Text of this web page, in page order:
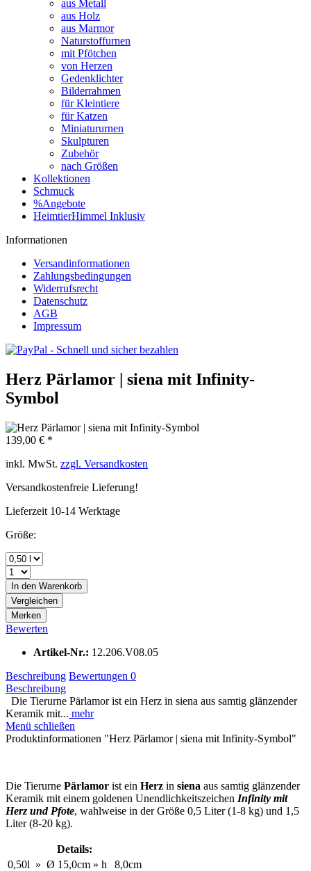
aus Metall
aus Holz
aus Marmor
Naturstoffurnen
mit Pfötchen
von Herzen
Gedenklichter
Bilderrahmen
für Kleintiere
für Katzen
Miniatururnen
Skulpturen
Zubehör
nach Größen
Kollektionen
Schmuck
%Angebote
HeimtierHimmel Inklusiv
Informationen
Versandinformationen
Zahlungsbedingungen
Widerrufsrecht
Datenschutz
AGB
Impressum
Herz Pärlamor | siena mit Infinity-
Symbol
139,00 € *
inkl. MwSt. zzgl. Versandkosten
Versandkostenfreie Lieferung!
Lieferzeit 10-14 Werktage
Größe:
In den Warenkorb
Vergleichen
Merken
Bewerten
Artikel-Nr.: 12.206.V08.05
Beschreibung Bewertungen 0
Beschreibung
Die Tierurne Pärlamor ist ein Herz in siena aus samtig glänzender
Keramik mit... mehr
Menü schließen
Produktinformationen "Herz Pärlamor | siena mit Infinity-Symbol"
Die Tierurne Pärlamor ist ein Herz in siena aus samtig glänzender
Keramik mit einem goldenen Unendlichkeitszeichen Infinity mit
Herz und Pfote, wahlweise in der Größe 0,5 Liter (1-8 kg) und 1,5
Liter (8-20 kg).
Details:
0,50l » Ø 15,0cm » h
8,0cm